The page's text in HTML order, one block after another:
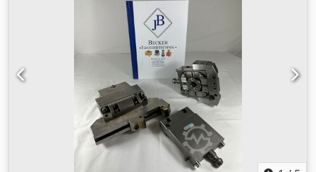
met bankschroef of spanbalk inclusief pendelfunctie
vervaardigen wij alles zelf op de locatie Karlsbad.
Aanpassingen aan andere interfaces of systemen zijn
mogelijk. Cedpfxslk Hvre Ak Deha Wij vervaardigen onze
producten uit roestvrij staal en harden ze. Aarzel niet om
contact met ons op te nemen als u vragen heeft of
technische hulp nodig heeft.